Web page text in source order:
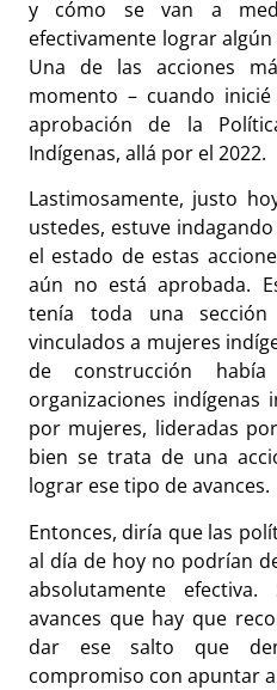
y cómo se van a
efectivamente lograr
Una de las acciones
momento – cuando
aprobación de la
Indígenas, allá por el 2022.
Lastimosamente, justo
ustedes, estuve
el estado de estas
aún no está aprobada.
tenía toda una sección
vinculados a mujeres
de construcción
organizaciones indígenas
por mujeres, lideradas
bien se trata de una
lograr ese tipo de avances.
Entonces, diría que las
al día de hoy no podrían
absolutamente
avances que hay que
dar ese salto que
compromiso con apuntar